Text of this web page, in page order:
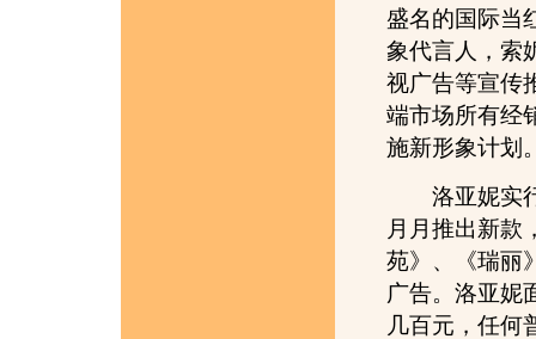
盛名的国际当
象代言人，索
视广告等宣传
端市场所有经
施新形象计划
洛亚妮实行
月月推出新款
苑》、《瑞丽
广告。洛亚妮
几百元，任何